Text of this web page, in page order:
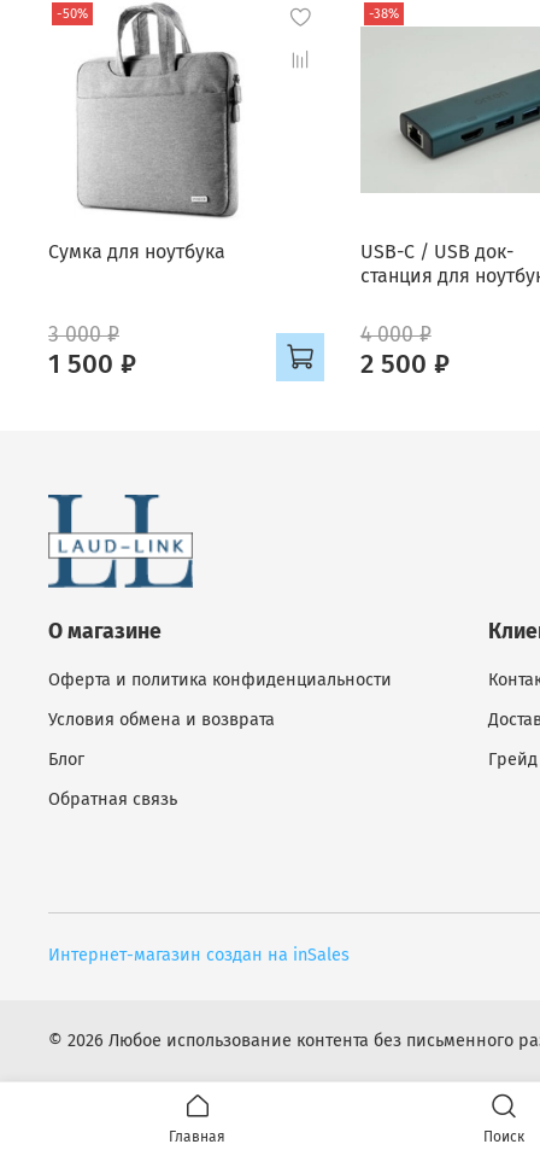
-50%
Cумка для ноутбука
3 000 ₽
1 500 ₽
-38%
USB-C / USB док-
станция для
4 000 ₽
2 500 ₽
О магазине
Оферта и политика конфиденциальности
Условия обмена и возврата
Блог
Обратная связь
Грейд
Интернет-магазин создан на inSales
© 2026 Любое использование контента без письменного
Главная Поиск